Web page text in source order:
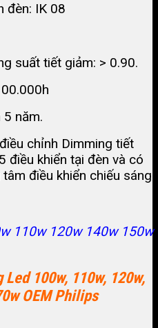
đèn: IK 08
suất tiết giảm: > 0.90.
năm.
chỉnh Dimming tiết
điều khiển tại đèn và có
điều khiển chiếu sáng
110w 120w 140w 150w
100w, 110w, 120w,
OEM Philips